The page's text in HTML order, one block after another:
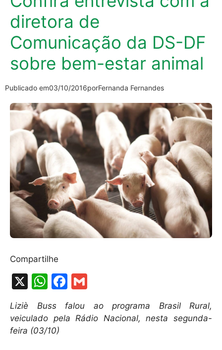
diretora de
Comunicação da DS-DF
sobre bem-estar animal
Publicado em03/10/2016porFernanda Fernandes
Compartilhe
X
W
at
s
F
a
c ai
Liziè Buss falou ao programa Brasil Rural,
veiculado pela Rádio Nacional, nesta segunda-
feira (03/10)